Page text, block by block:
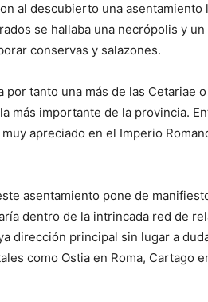
al descubierto una
se hallaba una necrópolis y
conservas y salazones.
por tanto una más de las Cetariae
más importante de la provincia.
apreciado en el Imperio
asentamiento pone de
dentro de la intrincada red de
dirección principal sin lugar a
como Ostia en Roma, Cartago